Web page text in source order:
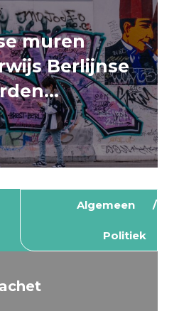
muren
Berlijnse
Algemeen
Politiek